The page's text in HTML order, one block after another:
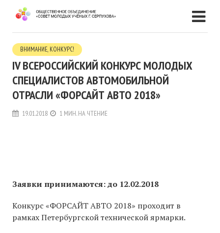
ВНИМАНИЕ, КОНКУРС!
IV ВСЕРОССИЙСКИЙ КОНКУРС МОЛОДЫХ
СПЕЦИАЛИСТОВ АВТОМОБИЛЬНОЙ
ОТРАСЛИ «ФОРСАЙТ АВТО 2018»
19.01.2018 1 МИН. НА ЧТЕНИЕ
Заявки принимаются: до 12.02.2018
Конкурс «ФОРСАЙТ АВТО 2018» проходит в
рамках Петербургской технической ярмарки.